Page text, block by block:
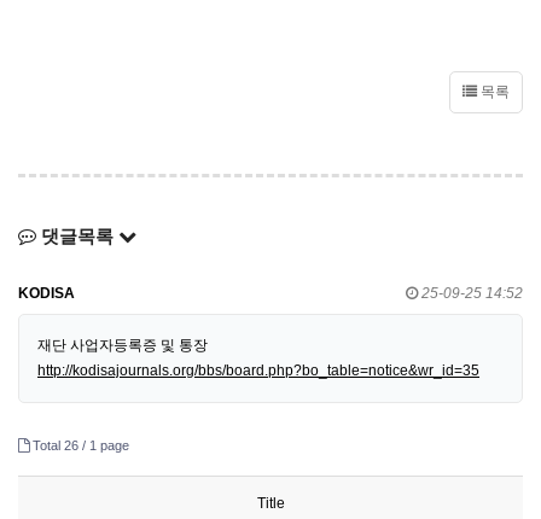
목록
댓글목록
KODISA 25-09-25 14:52
재단 사업자등록증 및 통장
http://kodisajournals.org/bbs/board.php?bo_table=notice&wr_id=35
Total 26 / 1 page
Title